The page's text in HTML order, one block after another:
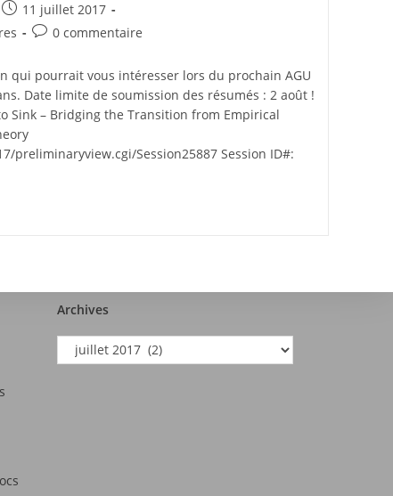
11 juillet 2017
0 commentaire
qui pourrait vous intéresser lors du prochain AGU
Date limite de soumission des résumés : 2 août !
Sink – Bridging the Transition from Empirical
preliminaryview.cgi/Session25887 Session ID#:
Archives